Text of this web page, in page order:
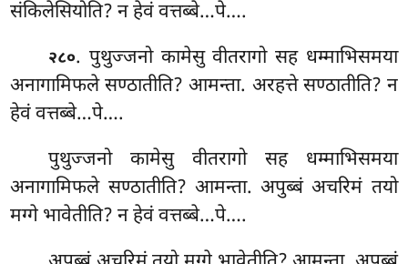
संकिलेसियोति? न हेवं वत्तब्बे…पे….
२८०. पुथुज्जनो कामेसु वीतरागो सह धम्माभिसमया
अनागामिफले सण्ठातीति? आमन्ता. अरहत्ते सण्ठातीति? न
हेवं वत्तब्बे…पे….
पुथुज्जनो कामेसु वीतरागो सह धम्माभिसमया
अनागामिफले सण्ठातीति? आमन्ता. अपुब्बं अचरिमं तयो
मग्गे भावेतीति? न हेवं वत्तब्बे…पे….